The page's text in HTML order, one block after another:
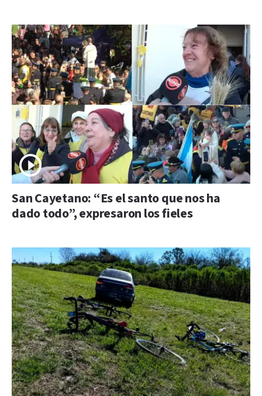
San Cayetano: “Es el santo que nos ha
dado todo”, expresaron los fieles